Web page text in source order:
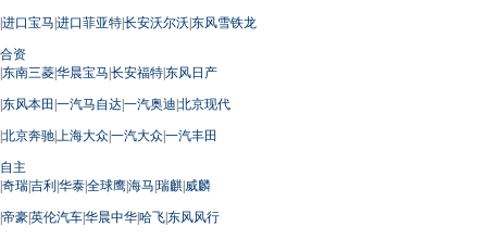
|进口宝马|进口菲亚特|长安沃尔沃|东风雪铁龙
合资
|东南三菱|华晨宝马|长安福特|东风日产
|东风本田 |一汽马自达|一汽奥迪|北京现代
|北京奔驰| 上海大众|一汽大众|一汽丰田
自主
|奇瑞|吉利|华泰|全球鹰|海马|瑞麒|威麟
|帝豪|英伦汽车|华晨中华|哈飞|东风风行